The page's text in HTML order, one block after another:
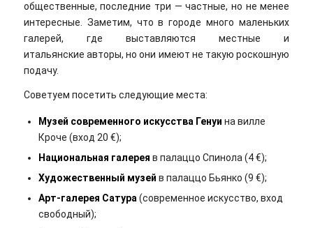
общественные, последние три — частные, но не менее
интересные. Заметим, что в городе много маленьких
галерей, где выставляются местные и
итальянские авторы, но они имеют не такую роскошную
подачу.
Советуем посетить следующие места:
Музей современного искусства Генуи на вилле
Кроче (вход 20 €);
Национальная галерея в палаццо Спинола (4 €);
Художественный музей в палаццо Бьянко (9 €);
Арт-галерея Сатура(современное искусство, вход
свободный);